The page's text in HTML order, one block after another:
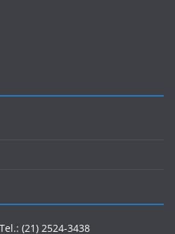
(21) 2524-3438